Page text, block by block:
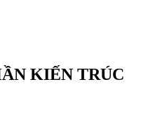
KIẾN TRÚC